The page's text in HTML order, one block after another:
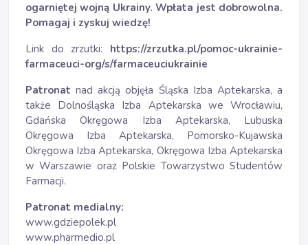
ogarniętej wojną Ukrainy. Wpłata jest dobrowolna.
Pomagaj i zyskuj wiedzę!
Link do zrzutki: https://zrzutka.pl/pomoc-ukrainie-
farmaceuci-org/s/farmaceuciukrainie
Patronatnad akcją objęła Śląska Izba Aptekarska, a
także Dolnośląska Izba Aptekarska we Wrocławiu,
Gdańska Okręgowa Izba Aptekarska, Lubuska
Okręgowa Izba Aptekarska, Pomorsko-Kujawska
Okręgowa Izba Aptekarska, Okręgowa Izba Aptekarska
w Warszawie oraz Polskie Towarzystwo Studentów
Farmacji.
Patronat medialny:
www.gdziepolek.pl
www.pharmedio.pl